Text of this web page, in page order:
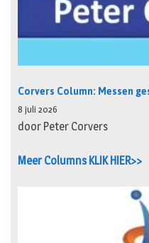
Corvers Column: Messen
8 juli 2026
door Peter Corvers
Meer Columns KLIK HIER>>